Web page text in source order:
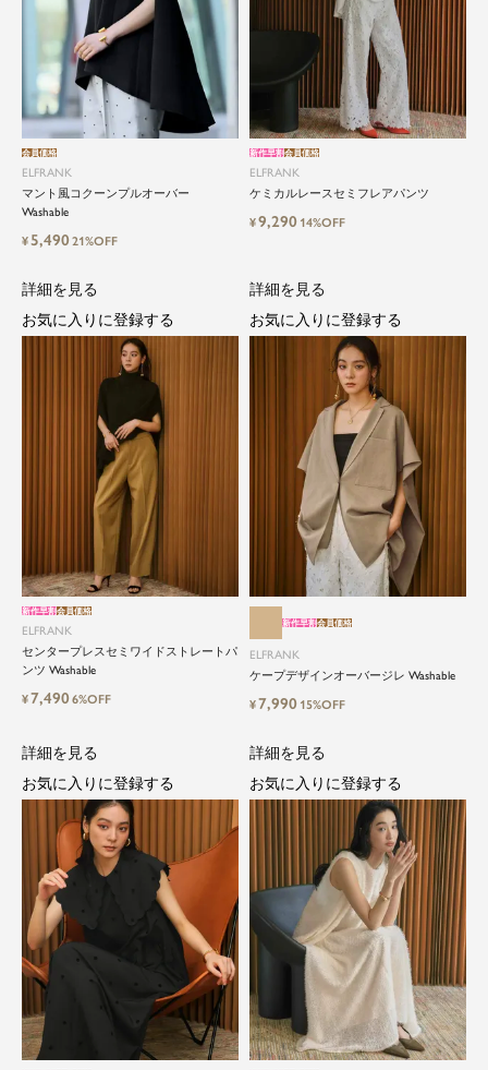
ElegantとFrankをテーマに、時代を超
えて愛されるアイテムを
さくさ」をバランスよく取り入れた、大人のため
のカジュアルブランドです。
毎日の中に自然と取り入れたくなる、でもどこか
目を引く。そんな日常と特別の間を行き来するス
タイルを提案しています。
close
ELFRANK
マント風コクーンプルオーバー
Washable
会員価格
¥5,49021%OFF
ELFRANK
ケミカルレースセミフレアパンツ
新作早割会員価格
¥9,290 14%OFF
ELFRANK
センタープレスセミワイドストレートパ
ンツ Washable
新作早割会員価格
¥7,4906%OFF
詳細を見る
お気に入りに登録する
ELFRANK
ケープデザインオーバージレ Washable
新作早割会員価格
¥7,990 15%OFF
詳細を見る
お気に入りに登録する
詳細を見る
お気に入りに登録する
詳細を見る
お気に入りに登録する